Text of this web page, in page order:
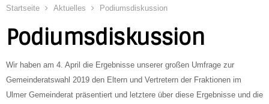
Startseite Aktuelles Podiumsdiskussion
Podiumsdiskussion
Wir haben am 4. April die Ergebnisse unserer großen Umfrage zur
Gemeinderatswahl 2019 den Eltern und Vertretern der Fraktionen im
Ulmer Gemeinderat präsentiert und letztere über diese Ergebnisse und die